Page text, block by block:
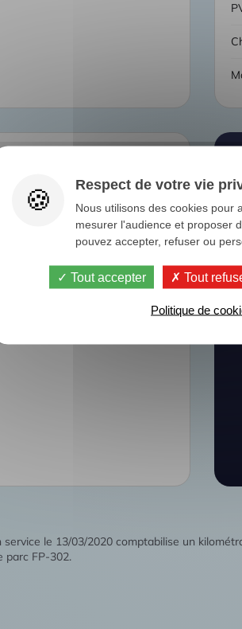
2 places
le 13/03/2020 comptabilise un
parc FP-302.
Respect de votre vie
Nous utilisons des cookies pour
mesurer l'audience et proposer
pouvez accepter, refuser ou
Tout accepter Tout
Politique de